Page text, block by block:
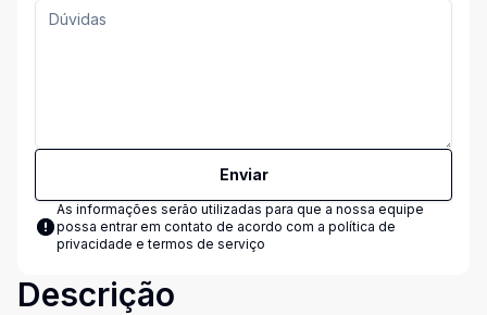
Enviar
As informações serão utilizadas para que a nossa equipe
possa entrar em contato de acordo com a política de
privacidade e termos de serviço
Descrição